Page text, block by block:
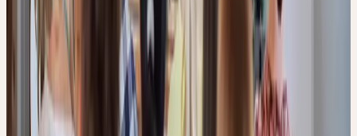
06. Okt 2026 kompetent beraten
Basel
03. Nov 2026
kompetent beraten Zürich
PRAXIS 2
03. Sep 2026 Resilienz und Schlaf 16–19 UhrOnline
14. Okt 2026
Immunsystem 16–19 Uhr Online